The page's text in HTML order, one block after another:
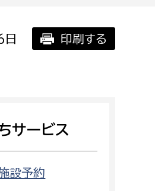
したい
印刷する
サービス
設予約